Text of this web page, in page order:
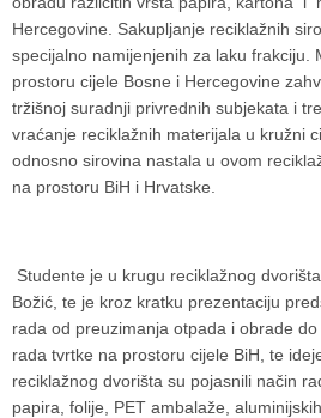
Hercegovine. Sakupljanje reciklažnih
specijalno namijenjenih za laku frakciju.
prostoru cijele Bosne i Hercegovine
tržišnoj suradnji privrednih subjekata i
vraćanje reciklažnih materijala u kružni
odnosno sirovina nastala u ovom
na prostoru BiH i Hrvatske.
Studente je u krugu reciklažnog
Božić, te je kroz kratku prezentaciju
rada od preuzimanja otpada i obrade
rada tvrtke na prostoru cijele BiH, te
reciklažnog dvorišta su pojasnili način
papira, folije, PET ambalaže,